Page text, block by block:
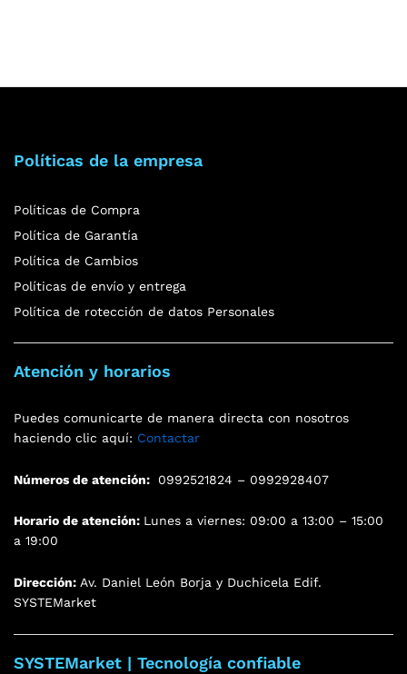
Políticas de la empresa
Políticas de Compra
Política de Garantía
Política de Cambios
Políticas de envío y entrega
Política de rotección de datos Personales
Atención y horarios
Puedes comunicarte de manera directa con nosotros
haciendo clic aquí: Contactar
Números de atención: 0992521824 – 0992928407
Horario de atención: Lunes a viernes: 09:00 a 13:00 – 15:00
a 19:00
Dirección: Av. Daniel León Borja y Duchicela Edif.
SYSTEMarket
SYSTEMarket | Tecnología confiable